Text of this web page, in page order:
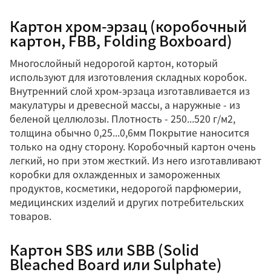
Картон хром-эрзац (коробочный
картон, FBB, Folding Boxboard)
Многослойный недорогой картон, который
используют для изготовления складных коробок.
Внутренний слой хром-эрзаца изготавливается из
макулатуры и древесной массы, а наружные - из
беленой целлюлозы. Плотность - 250...520 г/м2,
толщина обычно 0,25...0,6мм Покрытие наносится
только на одну сторону. Коробочный картон очень
легкий, но при этом жесткий. Из него изготавливают
коробки для охлажденных и замороженных
продуктов, косметики, недорогой парфюмерии,
медицинских изделий и других потребительских
товаров.
Картон SBS или SBB (Solid
Bleached Board или Sulphate)